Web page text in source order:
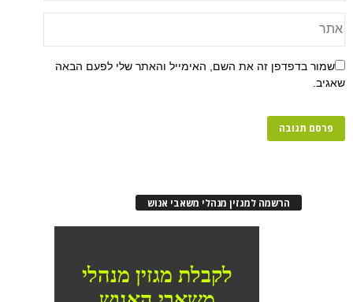
שמור בדפדפן זה את השם, האימייל והאתר שלי לפעם הבאה
שאגיב.
הרשמה למגזין מנהלי משאבי אנוש